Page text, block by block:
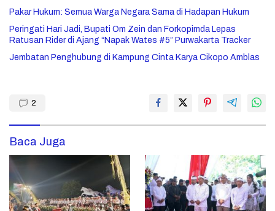
Pakar Hukum: Semua Warga Negara Sama di Hadapan Hukum
Peringati Hari Jadi, Bupati Om Zein dan Forkopimda Lepas
Ratusan Rider di Ajang “Napak Wates #5” Purwakarta Tracker
Jembatan Penghubung di Kampung Cinta Karya Cikopo Amblas
2
Baca Juga